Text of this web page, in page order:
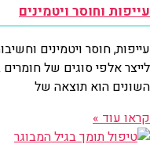
עייפות וחוסר ויטמינים
עייפות, חוסר ויטמינים
לייצר אלפי סוגים של
השונים הוא תוצאה של
קראו עוד »